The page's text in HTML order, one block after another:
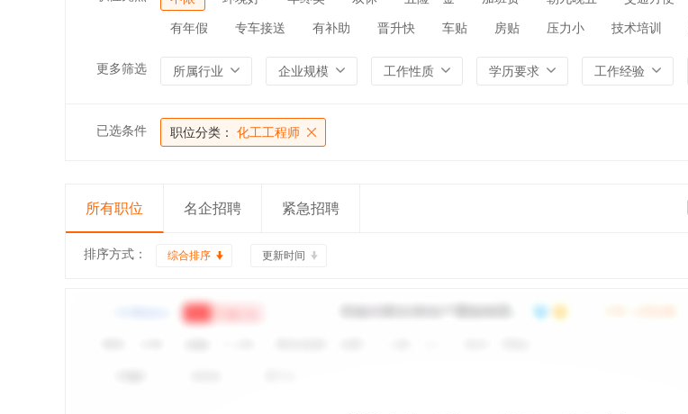
有年假 专车接送 有补助 晋升快 车贴 房贴 压力小 技术培训
更多筛选 所属行业 企业规模 工作性质 学历要求 工作经验
已选条件 职位分类： 化工工程师
所有职位 名企招聘 紧急招聘
排序方式： 综合排序 更新时间